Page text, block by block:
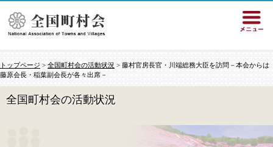
トップページ > 全国町村会の活動状況 > 藤村官房長官・川端総務大臣を訪問－本会からは
藤原会長・稲葉副会長が各々出席－
全国町村会の活動状況